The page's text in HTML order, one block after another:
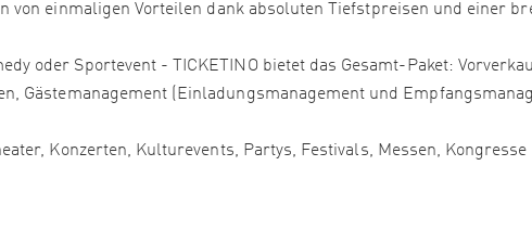
von einmaligen Vorteilen dank absoluten Tiefstpreisen und einer
oder Sportevent - TICKETINO bietet das Gesamt-Paket:
Gästemanagement (Einladungsmanagement und
Konzerten, Kulturevents, Partys, Festivals, Messen,